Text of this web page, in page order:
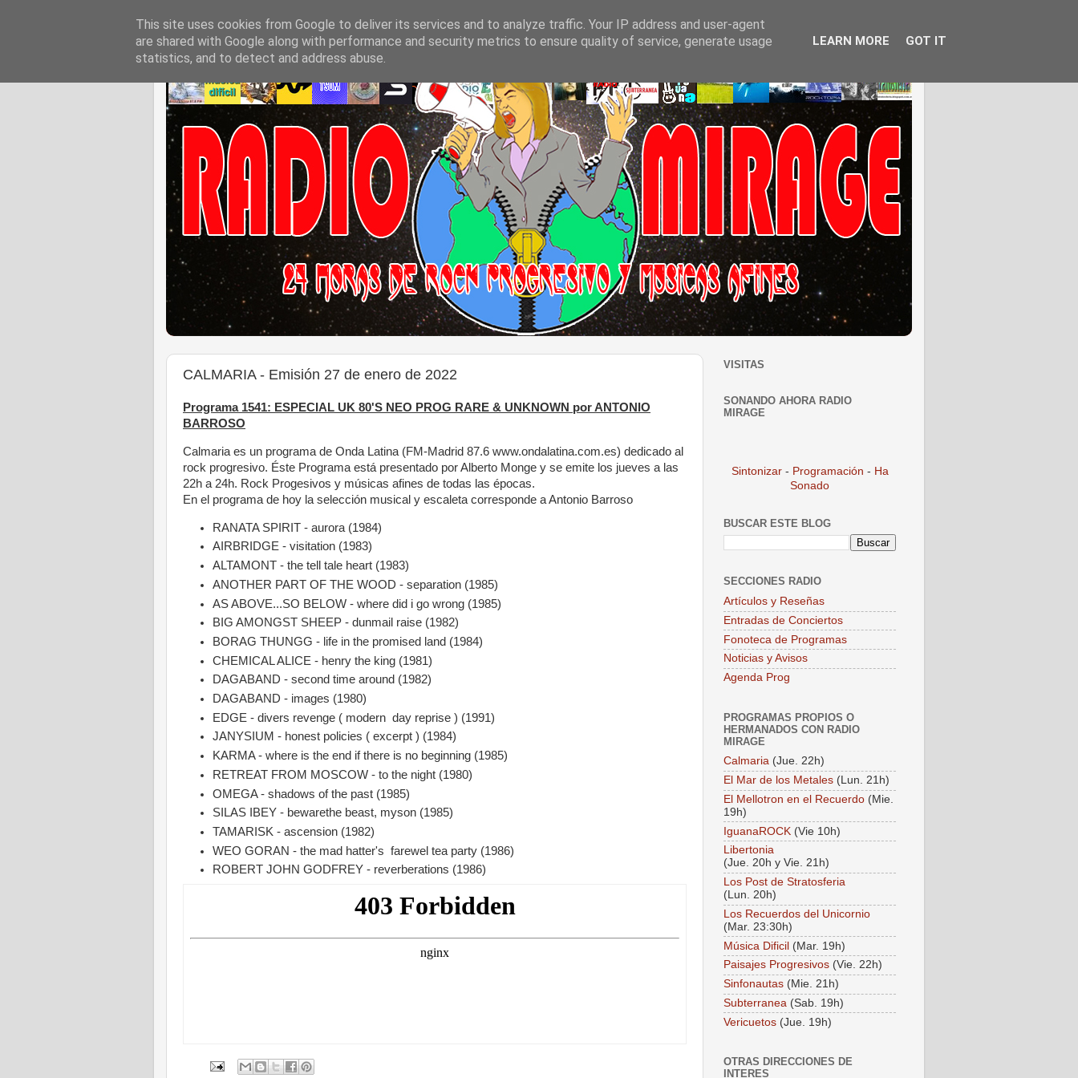
CALMARIA - Emisión 27 de enero de 2022
Programa 1541: ESPECIAL UK 80'S NEO PROG RARE & UNKNOWN por ANTONIO
BARROSO
Calmaria es un programa de Onda Latina (FM-Madrid 87.6 www.ondalatina.com.es) dedicado al
rock progresivo. Éste Programa está presentado por Alberto Monge y se emite los jueves a las
22h a 24h. Rock Progesivos y músicas afines de todas las épocas.
En el programa de hoy la selección musical y escaleta corresponde a Antonio Barroso
RANATA SPIRIT - aurora (1984)
AIRBRIDGE - visitation (1983)
ALTAMONT - the tell tale heart (1983)
ANOTHER PART OF THE WOOD - separation (1985)
AS ABOVE...SO BELOW - where did i go wrong (1985)
BIG AMONGST SHEEP - dunmail raise (1982)
BORAG THUNGG - life in the promised land (1984)
CHEMICAL ALICE - henry the king (1981)
DAGABAND - second time around (1982)
DAGABAND - images (1980)
EDGE - divers revenge ( modern day reprise ) (1991)
JANYSIUM - honest policies ( excerpt ) (1984)
KARMA - where is the end if there is no beginning (1985)
RETREAT FROM MOSCOW - to the night (1980)
OMEGA - shadows of the past (1985)
SILAS IBEY - bewarethe beast, myson (1985)
TAMARISK - ascension (1982)
WEO GORAN - the mad hatter's farewel tea party (1986)
ROBERT JOHN GODFREY - reverberations (1986)
VISITAS
SONANDO AHORA RADIO
MIRAGE
Sintonizar - Programación - Ha
Sonado
BUSCAR ESTE BLOG
SECCIONES RADIO
Artículos y Reseñas
Entradas de Conciertos
Fonoteca de Programas
Noticias y Avisos
Agenda Prog
PROGRAMAS PROPIOS O
HERMANADOS CON RADIO
MIRAGE
Calmaria (Jue. 22h)
El Mar de los Metales (Lun. 21h)
El Mellotron en el Recuerdo (Mie.
19h)
IguanaROCK (Vie 10h)
Libertonia
(Jue. 20h y Vie. 21h)
Los Post de Stratosferia
(Lun. 20h)
Los Recuerdos del Unicornio
(Mar. 23:30h)
Música Dificil (Mar. 19h)
Paisajes Progresivos (Vie. 22h)
Sinfonautas (Mie. 21h)
Subterranea (Sab. 19h)
Vericuetos (Jue. 19h)
OTRAS DIRECCIONES DE
INTERES
This site uses cookies from Google to deliver its services and to analyze traffic. Your IP address and user-agent
are shared with Google along with performance and security metrics to ensure quality of service, generate usage
statistics, and to detect and address abuse.
LEARN MORE GOT IT